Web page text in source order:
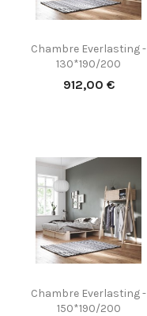
Chambre Everlasting -
130*190/200
Prix
912,00 €
Chambre Everlasting -
150*190/200